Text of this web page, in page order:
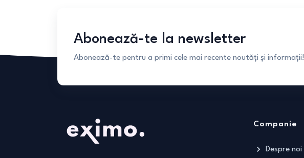
Abonează-te la newsletter
Abonează-te pentru a primi cele mai recente noutăți și informații!
Companie
Despre noi